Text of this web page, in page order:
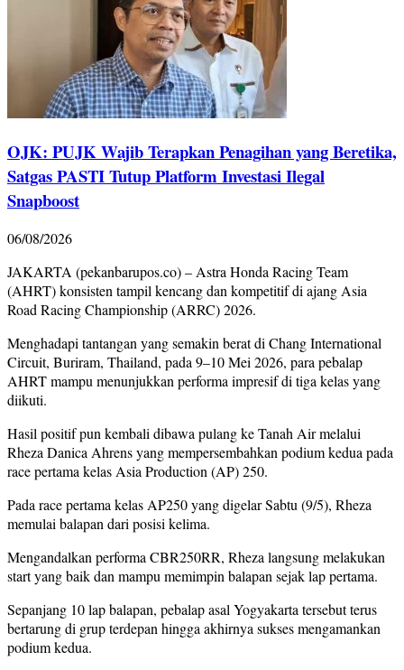
OJK: PUJK Wajib Terapkan Penagihan yang Beretika,
Satgas PASTI Tutup Platform Investasi Ilegal
Snapboost
06/08/2026
JAKARTA (pekanbarupos.co) – Astra Honda Racing Team
(AHRT) konsisten tampil kencang dan kompetitif di ajang Asia
Road Racing Championship (ARRC) 2026.
Menghadapi tantangan yang semakin berat di Chang International
Circuit, Buriram, Thailand, pada 9–10 Mei 2026, para pebalap
AHRT mampu menunjukkan performa impresif di tiga kelas yang
diikuti.
Hasil positif pun kembali dibawa pulang ke Tanah Air melalui
Rheza Danica Ahrens yang mempersembahkan podium kedua pada
race pertama kelas Asia Production (AP) 250.
Pada race pertama kelas AP250 yang digelar Sabtu (9/5), Rheza
memulai balapan dari posisi kelima.
Mengandalkan performa CBR250RR, Rheza langsung melakukan
start yang baik dan mampu memimpin balapan sejak lap pertama.
Sepanjang 10 lap balapan, pebalap asal Yogyakarta tersebut terus
bertarung di grup terdepan hingga akhirnya sukses mengamankan
podium kedua.